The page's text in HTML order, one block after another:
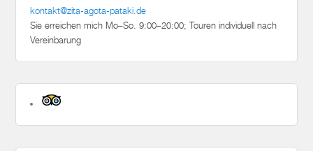
kontakt@zita-agota-pataki.de
Sie erreichen mich Mo–So. 9:00–20:00; Touren individuell nach
Vereinbarung